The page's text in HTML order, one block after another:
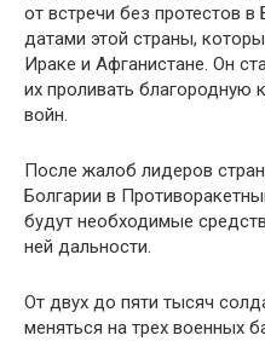
от встречи без протестов
датами этой страны,
Ира­ке и Афганистане. Он
их про­ливать благородную
войн.
После жалоб лидеров
Болгарии в
будут необходимые
ней дальности.
От двух до пяти тысяч
меняться на трех военных